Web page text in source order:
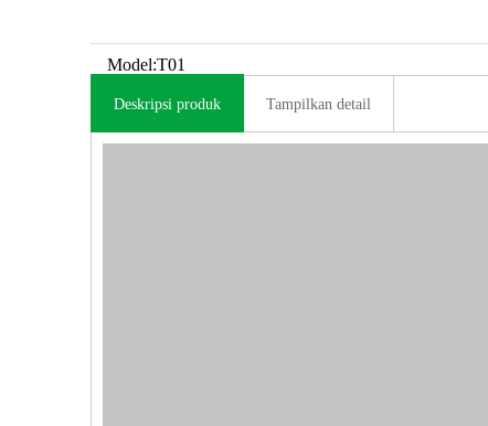
Model:T01
Deskripsi produk Tampilkan detail